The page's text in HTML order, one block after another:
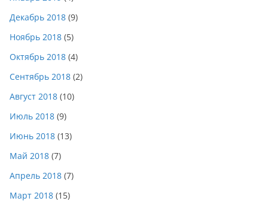
Декабрь 2018 (9)
Ноябрь 2018 (5)
Октябрь 2018 (4)
Сентябрь 2018 (2)
Август 2018 (10)
Июль 2018 (9)
Июнь 2018 (13)
Май 2018 (7)
Апрель 2018 (7)
Март 2018 (15)